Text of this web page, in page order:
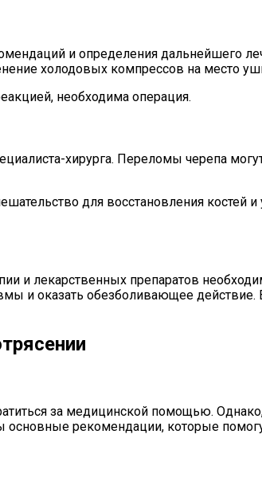
и определения дальнейшего
холодовых компрессов на место
необходима операция.
хирурга. Переломы черепа
для восстановления костей
и лекарственных препаратов
и оказать обезболивающее
за медицинской помощью.
рекомендации, которые